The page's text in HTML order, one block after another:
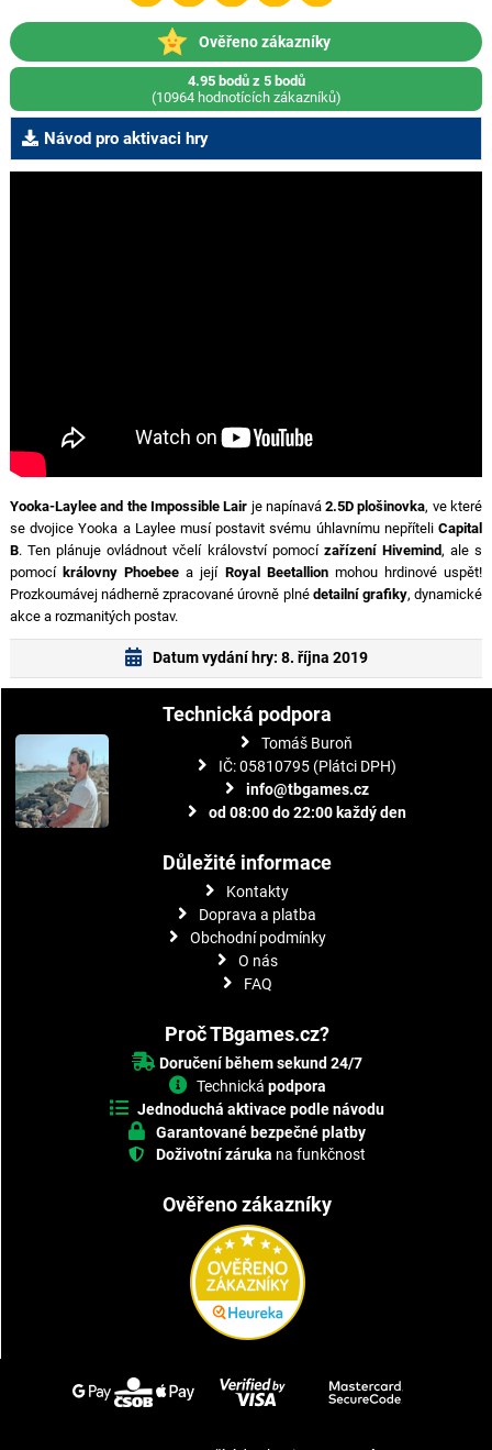
Ověřeno zákazníky
4.95 bodů z 5 bodů
(10964 hodnotících zákazníků)
Návod pro aktivaci hry
Yooka-Laylee and the Impossible Lair je napínavá2.5D plošinovka, ve které
se dvojice Yooka a Laylee musí postavit svému úhlavnímu nepříteliCapital
B. Ten plánuje ovládnout včelí království pomocí zařízení Hivemind, ale s
pomocíkrálovny Phoebee a její Royal Beetallionmohou hrdinové uspět!
Prozkoumávej nádherně zpracované úrovně plné detailní grafiky, dynamické
akce a rozmanitých postav.
Datum vydání hry: 8. října 2019
Technická podpora
Tomáš Buroň
IČ: 05810795 (Plátci DPH)
info@tbgames.cz
od 08:00 do 22:00 každý den
Důležité informace
Kontakty
Doprava a platba
Obchodní podmínky
O nás
FAQ
Proč TBgames.cz?
Doručení během sekund 24/7
Technická podpora
Jednoduchá aktivace podle návodu
Garantované bezpečné platby
Doživotní záruka na funkčnost
Ověřeno zákazníky